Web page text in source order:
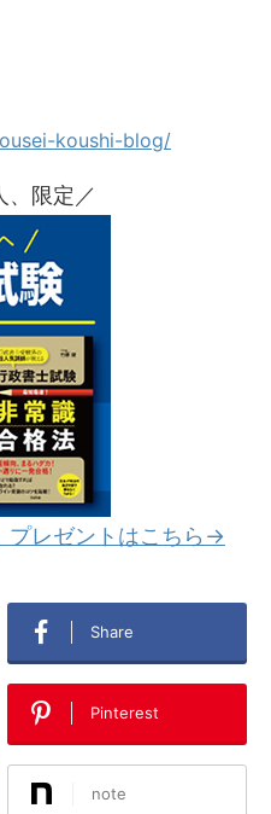
koushi-blog/
、限定／
プレゼントはこちら→
Share
Pinterest
note